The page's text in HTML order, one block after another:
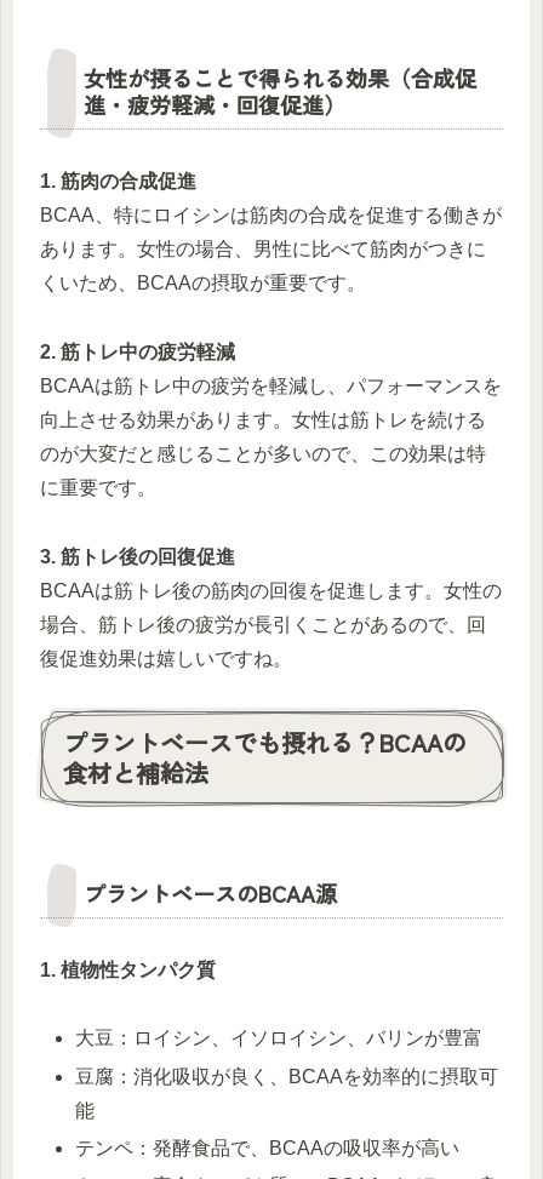
女性が摂ることで得られる効果（合成促
進・疲労軽減・回復促進）
1. 筋肉の合成促進
BCAA、特にロイシンは筋肉の合成を促進する働きが
あります。女性の場合、男性に比べて筋肉がつきに
くいため、BCAAの摂取が重要です。
2. 筋トレ中の疲労軽減
BCAAは筋トレ中の疲労を軽減し、パフォーマンスを
向上させる効果があります。女性は筋トレを続ける
のが大変だと感じることが多いので、この効果は特
に重要です。
3. 筋トレ後の回復促進
BCAAは筋トレ後の筋肉の回復を促進します。女性の
場合、筋トレ後の疲労が長引くことがあるので、回
復促進効果は嬉しいですね。
プラントベースでも摂れる？BCAAの
食材と補給法
プラントベースのBCAA源
1. 植物性タンパク質
大豆：ロイシン、イソロイシン、バリンが豊富
豆腐：消化吸収が良く、BCAAを効率的に摂取可
能
テンペ：発酵食品で、BCAAの吸収率が高い